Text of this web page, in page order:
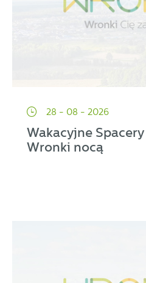
28 - 08 - 2026
Wakacyjne
Wronki nocą